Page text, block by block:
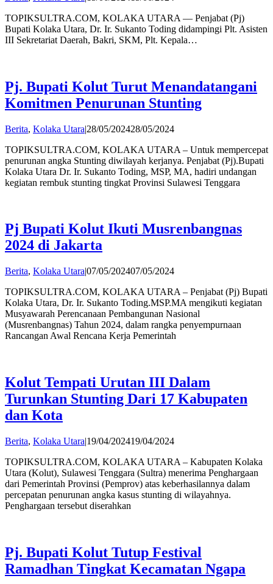
Hatta
TOPIKSULTRA.COM, KOLAKA UTARA — Penjabat (Pj)
Bupati Kolaka Utara, Dr. Ir. Sukanto Toding didampingi Plt. Asisten
III Sekretariat Daerah, Bakri, SKM, Plt. Kepala…
Pj. Bupati Kolut Turut Menandatangani
Komitmen Penurunan Stunting
Berita, Kolaka Utara|28/05/202428/05/2024by
Hatta
TOPIKSULTRA.COM, KOLAKA UTARA – Untuk mempercepat
penurunan angka Stunting diwilayah kerjanya. Penjabat (Pj).Bupati
Kolaka Utara Dr. Ir. Sukanto Toding, MSP, MA, hadiri undangan
kegiatan rembuk stunting tingkat Provinsi Sulawesi Tenggara
Pj Bupati Kolut Ikuti Musrenbangnas
2024 di Jakarta
Berita, Kolaka Utara|07/05/202407/05/2024by
Hatta
TOPIKSULTRA.COM, KOLAKA UTARA – Penjabat (Pj) Bupati
Kolaka Utara, Dr. Ir. Sukanto Toding.MSP.MA mengikuti kegiatan
Musyawarah Perencanaan Pembangunan Nasional
(Musrenbangnas) Tahun 2024, dalam rangka penyempurnaan
Rancangan Awal Rencana Kerja Pemerintah
Kolut Tempati Urutan III Dalam
Turunkan Stunting Dari 17 Kabupaten
dan Kota
Berita, Kolaka Utara|19/04/202419/04/2024by
Hatta
TOPIKSULTRA.COM, KOLAKA UTARA – Kabupaten Kolaka
Utara (Kolut), Sulawesi Tenggara (Sultra) menerima Penghargaan
dari Pemerintah Provinsi (Pemprov) atas keberhasilannya dalam
percepatan penurunan angka kasus stunting di wilayahnya.
Penghargaan tersebut diserahkan
Pj. Bupati Kolut Tutup Festival
Ramadhan Tingkat Kecamatan Ngapa